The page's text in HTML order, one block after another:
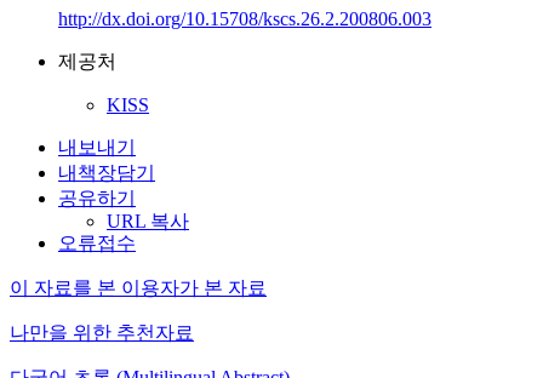
http://dx.doi.org/10.15708/kscs.26.2.200806.003
제공처
KISS
내보내기
내책장담기
공유하기
URL 복사
오류접수
이 자료를 본 이용자가 본 자료
나만을 위한 추천자료